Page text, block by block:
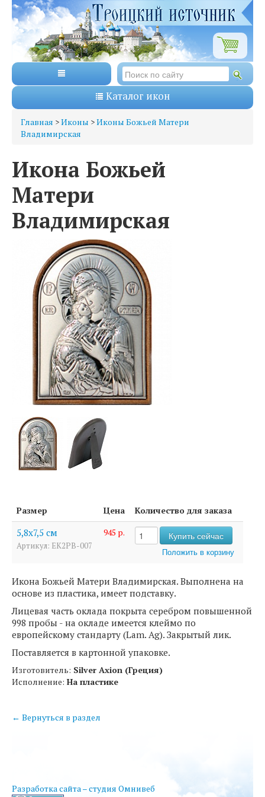
Каталог икон
Главная >Иконы >Иконы Божьей Матери
Владимирская
Икона Божьей
Матери
Владимирская
Размер Цена Количество для заказа
5,8х7,5 см
Артикул: EK2PB-007
945 р.
Икона Божьей Матери Владимирская. Выполнена на
основе из пластика, имеет подставку.
Лицевая часть оклада покрыта серебром повышенной
998 пробы - на окладе имеется клеймо по
европейскому стандарту (Lam. Ag). Закрытый лик.
Поставляется в картонной упаковке.
Изготовитель: Silver Axion (Греция)
Исполнение: На пластике
← Вернуться в раздел
Разработка сайта – студия Омнивеб